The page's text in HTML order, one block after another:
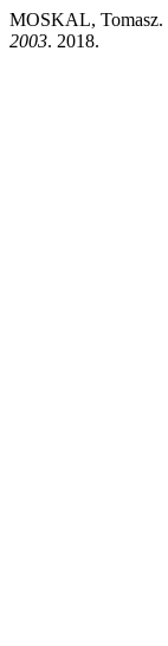
MOSKAL, Tomasz.
2003. 2018.